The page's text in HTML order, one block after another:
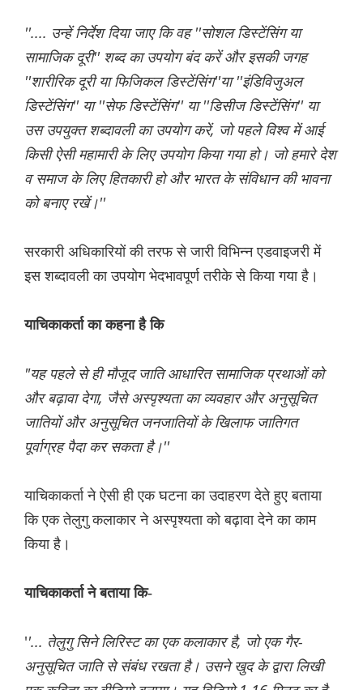
''.... उन्हें निर्देश दिया जाए कि वह ''सोशल डिस्टेंसिंग या
सामाजिक दूरी'' शब्द का उपयोग बंद करें और इसकी जगह
''शारीरिक दूरी या फिजिकल डिस्टेंसिंग''या ''इंडिविजुअल
डिस्टेंसिंग'' या ''सेफ डिस्टेंसिंग'' या ''डिसीज डिस्टेंसिंग'' या
उस उपयुक्त शब्दावली का उपयोग करें, जो पहले विश्व में आई
किसी ऐसी महामारी के लिए उपयोग किया गया हो। जो हमारे देश
व समाज के लिए हितकारी हो और भारत के संविधान की भावना
को बनाए रखें।''
सरकारी अधिकारियों की तरफ से जारी विभिन्न एडवाइजरी में
इस शब्दावली का उपयोग भेदभावपूर्ण तरीके से किया गया है।
याचिकाकर्ता का कहना है कि
"यह पहले से ही मौजूद जाति आधारित सामाजिक प्रथाओं को
और बढ़ावा देगा, जैसे अस्पृश्यता का व्यवहार और अनुसूचित
जातियों और अनुसूचित जनजातियों के खिलाफ जातिगत
पूर्वाग्रह पैदा कर सकता है।''
याचिकाकर्ता ने ऐसी ही एक घटना का उदाहरण देते हुए बताया
कि एक तेलुगु कलाकार ने अस्पृश्यता को बढ़ावा देने का काम
किया है।
याचिकाकर्ता ने बताया कि-
''... तेलुगु सिने लिरिस्ट का एक कलाकार है, जो एक गैर-
अनुसूचित जाति से संबंध रखता है। उसने खुद के द्वारा लिखी